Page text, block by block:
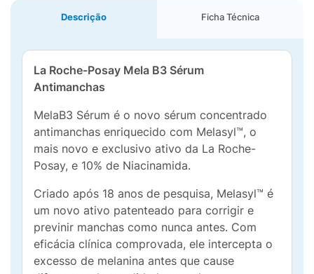
Descrição Ficha Técnica
La Roche-Posay Mela B3 Sérum
Antimanchas
MelaB3 Sérum é o novo sérum concentrado
antimanchas enriquecido com Melasyl™, o
mais novo e exclusivo ativo da La Roche-
Posay, e 10% de Niacinamida.
Criado após 18 anos de pesquisa, Melasyl™ é
um novo ativo patenteado para corrigir e
previnir manchas como nunca antes. Com
eficácia clínica comprovada, ele intercepta o
excesso de melanina antes que cause